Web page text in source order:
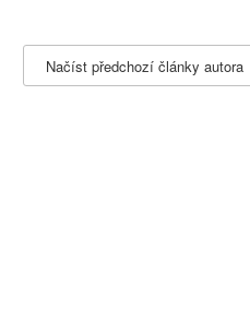
Načíst předchozí články autora